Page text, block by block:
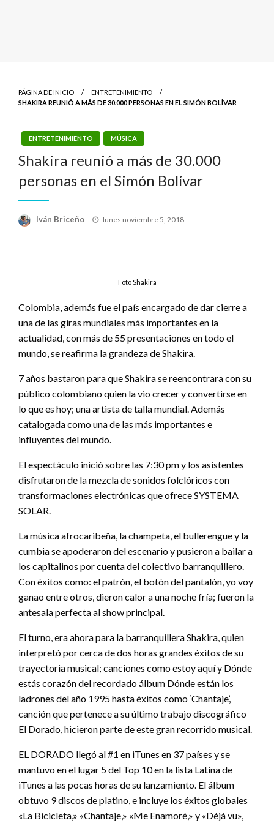
PÁGINA DE INICIO
ENTRETENIMIENTO
SHAKIRA REUNIÓ A MÁS DE 30.000 PERSONAS EN EL SIMÓN BOLÍVAR
ENTRETENIMIENTO MÚSICA
Shakira reunió a más de 30.000
personas en el Simón Bolívar
Iván Briceño
Publicado
lunes noviembre 5, 2018
Foto Shakira
Colombia, además fue el país encargado de dar cierre a
una de las giras mundiales más importantes en la
actualidad, con más de 55 presentaciones en todo el
mundo, se reafirma la grandeza de Shakira.
7 años bastaron para que Shakira se reencontrara con su
público colombiano quien la vio crecer y convertirse en
lo que es hoy; una artista de talla mundial. Además
catalogada como una de las más importantes e
influyentes del mundo.
El espectáculo inició sobre las 7:30 pm y los asistentes
disfrutaron de la mezcla de sonidos folclóricos con
transformaciones electrónicas que ofrece SYSTEMA
SOLAR.
La música afrocaribeña, la champeta, el bullerengue y la
cumbia se apoderaron del escenario y pusieron a bailar a
los capitalinos por cuenta del colectivo barranquillero.
Con éxitos como: el patrón, el botón del pantalón, yo voy
ganao entre otros, dieron calor a una noche fría; fueron la
antesala perfecta al show principal.
El turno, era ahora para la barranquillera Shakira, quien
interpretó por cerca de dos horas grandes éxitos de su
trayectoria musical; canciones como estoy aquí y Dónde
estás corazón del recordado álbum Dónde están los
ladrones del año 1995 hasta éxitos como ‘Chantaje’,
canción que pertenece a su último trabajo discográfico
El Dorado, hicieron parte de este gran recorrido musical.
EL DORADO llegó al #1 en iTunes en 37 países y se
mantuvo en el lugar 5 del Top 10 en la lista Latina de
iTunes a las pocas horas de su lanzamiento. El álbum
obtuvo 9 discos de platino, e incluye los éxitos globales
«La Bicicleta,» «Chantaje,» «Me Enamoré,» y «Déjà vu»,